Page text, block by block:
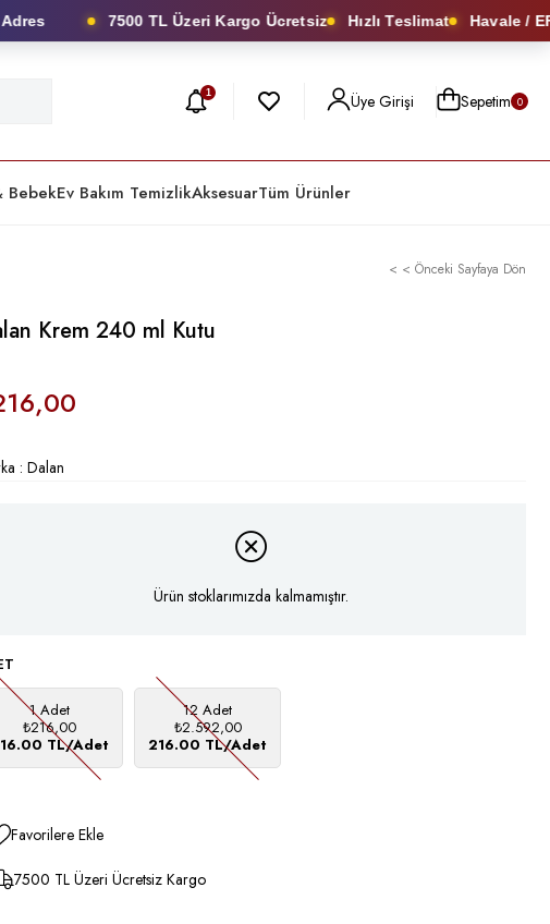
7500 TL Üzeri Kargo Ücretsiz Hızlı Teslimat Havale /
1 Üye Girişi Sepetim 0
BebekEv Bakım TemizlikAksesuarTüm Ürünler
< < Önceki Sayfaya Dön
Krem 240 ml Kutu
: Dalan
Ürün stoklarımızda kalmamıştır.
1 Adet
₺216,00
TL/Adet
12 Adet
₺2.592,00
216.00 TL/Adet
Favorilere Ekle
7500 TL Üzeri Ücretsiz Kargo